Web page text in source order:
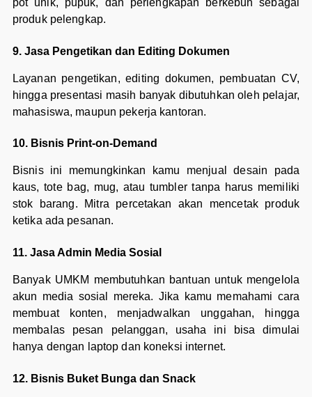
pot unik, pupuk, dan perlengkapan berkebun sebagai
produk pelengkap.
9. Jasa Pengetikan dan Editing Dokumen
Layanan pengetikan, editing dokumen, pembuatan CV,
hingga presentasi masih banyak dibutuhkan oleh pelajar,
mahasiswa, maupun pekerja kantoran.
10. Bisnis Print-on-Demand
Bisnis ini memungkinkan kamu menjual desain pada
kaus, tote bag, mug, atau tumbler tanpa harus memiliki
stok barang. Mitra percetakan akan mencetak produk
ketika ada pesanan.
11. Jasa Admin Media Sosial
Banyak UMKM membutuhkan bantuan untuk mengelola
akun media sosial mereka. Jika kamu memahami cara
membuat konten, menjadwalkan unggahan, hingga
membalas pesan pelanggan, usaha ini bisa dimulai
hanya dengan laptop dan koneksi internet.
12. Bisnis Buket Bunga dan Snack